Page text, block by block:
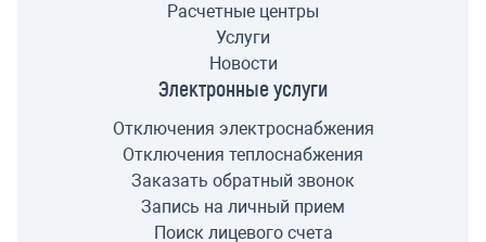
Расчетные центры
Услуги
Новости
Электронные услуги
Отключения электроснабжения
Отключения теплоснабжения
Заказать обратный звонок
Запись на личный прием
Поиск лицевого счета